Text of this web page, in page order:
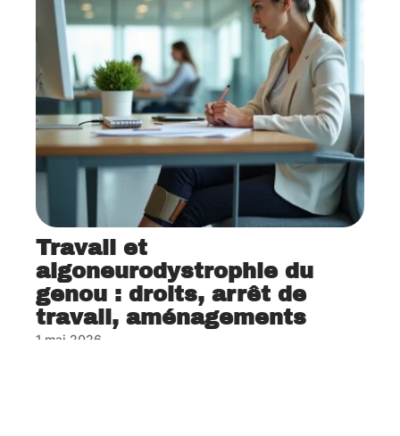
Travail et
algoneurodystrophie du
genou : droits, arrêt de
travail, aménagements
1 mai 2026